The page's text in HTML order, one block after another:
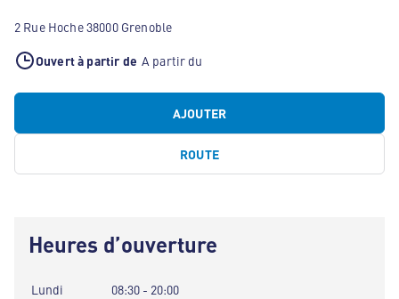
2 Rue Hoche 38000 Grenoble
Ouvert à partir de A partir du
AJOUTER
ROUTE
Heures d’ouverture
Lundi
08:30 - 20:00